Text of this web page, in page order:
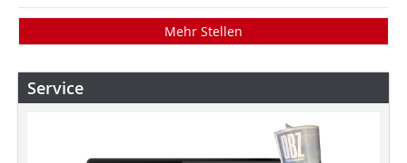
Mehr Stellen
Service